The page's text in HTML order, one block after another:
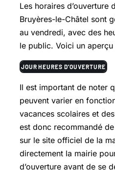
Les horaires d’ouverture
Bruyères-le-Châtel sont
au vendredi, avec des
le public. Voici un
JOUR HEURES D’OUVERTURE
Il est important de noter
peuvent varier en
vacances scolaires et
est donc recommandé
sur le site officiel de la
directement la mairie
d’ouverture avant de se